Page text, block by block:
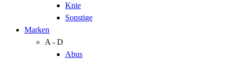
Knie
Sonstige
Marken
A - D
Abus